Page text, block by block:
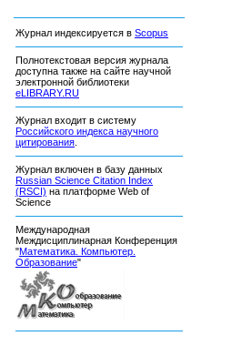
Журнал индексируется в Scopus
Полнотекстовая версия журнала
доступна также на сайте научной
электронной библиотеки
eLIBRARY.RU
Журнал входит в систему
Российского индекса научного
цитирования
Журнал включен в базу данных
Russian Science Citation Index
(RSCI) на платформе Web of
Science
Международная
Междисциплинарная Конференция
"Математика. Компьютер.
Образование"